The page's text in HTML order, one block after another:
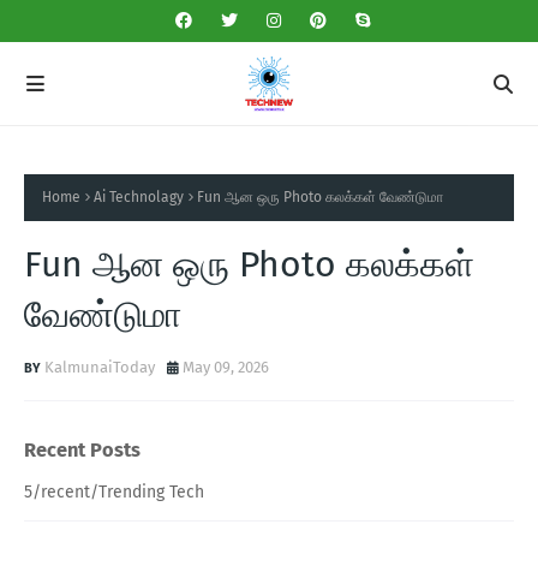
Home Ai Technolagy Fun ஆன ஒரு Photo கலக்கள் வேண்டுமா
Fun ஆன ஒரு Photo கலக்கள்
வேண்டுமா
KalmunaiToday May 09, 2026
Recent Posts
5/recent/Trending Tech